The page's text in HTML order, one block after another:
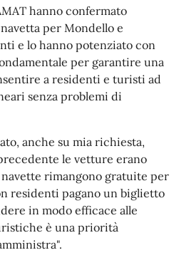
hanno confermato
per Mondello e
e lo hanno potenziato con
per garantire una
a residenti e turisti ad
senza problemi di
anche su mia richiesta,
le vetture erano
rimangono gratuite per
residenti pagano un biglietto
in modo efficace alle
è una priorità